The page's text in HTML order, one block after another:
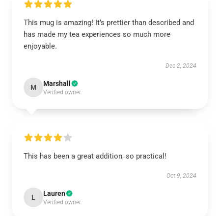
This mug is amazing! It’s prettier than described and
has made my tea experiences so much more
enjoyable.
Dec 2, 2024
M Marshall
Verified owner
This has been a great addition, so practical!
Oct 9, 2024
L Lauren
Verified owner